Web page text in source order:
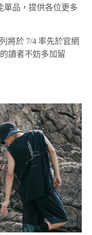
單品，提供各位更多
將於 7/4 率先於官網
讀者不妨多加留